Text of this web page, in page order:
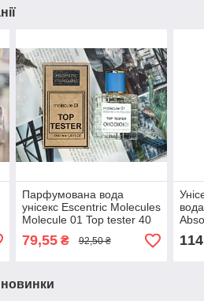
Парфумована вода
унісекс Escentric Molecules
Molecule 01 Top tester 40
ml
79,55₴ 92,50 ₴ 114
новинки